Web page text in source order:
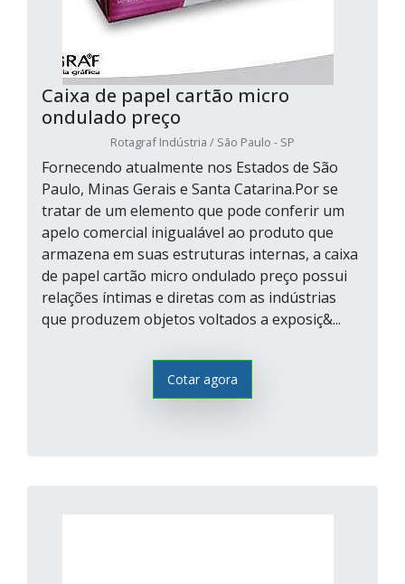
Caixa de papel cartão micro
ondulado preço
Rotagraf Indústria / São Paulo - SP
Fornecendo atualmente nos Estados de São
Paulo, Minas Gerais e Santa Catarina.Por se
tratar de um elemento que pode conferir um
apelo comercial inigualável ao produto que
armazena em suas estruturas internas, a caixa
de papel cartão micro ondulado preço possui
relações íntimas e diretas com as indústrias
que produzem objetos voltados a exposiç&...
Cotar agora